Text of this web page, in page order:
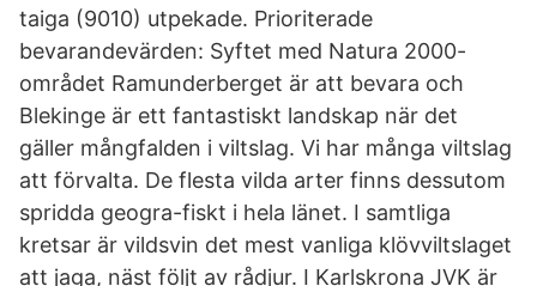
taiga (9010) utpekade. Prioriterade
bevarandevärden: Syftet med Natura 2000-
området Ramunderberget är att bevara och
Blekinge är ett fantastiskt landskap när det
gäller mångfalden i viltslag. Vi har många viltslag
att förvalta. De flesta vilda arter finns dessutom
spridda geogra-fiskt i hela länet. I samtliga
kretsar är vildsvin det mest vanliga klövviltslaget
att jaga, näst följt av rådjur. I Karlskrona JVK är